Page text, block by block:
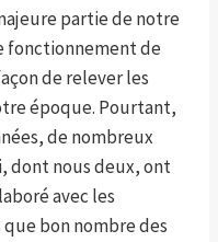
partie de notre
fonctionnement de
de relever les
époque. Pourtant,
de nombreux
dont nous deux, ont
avec les
bon nombre des